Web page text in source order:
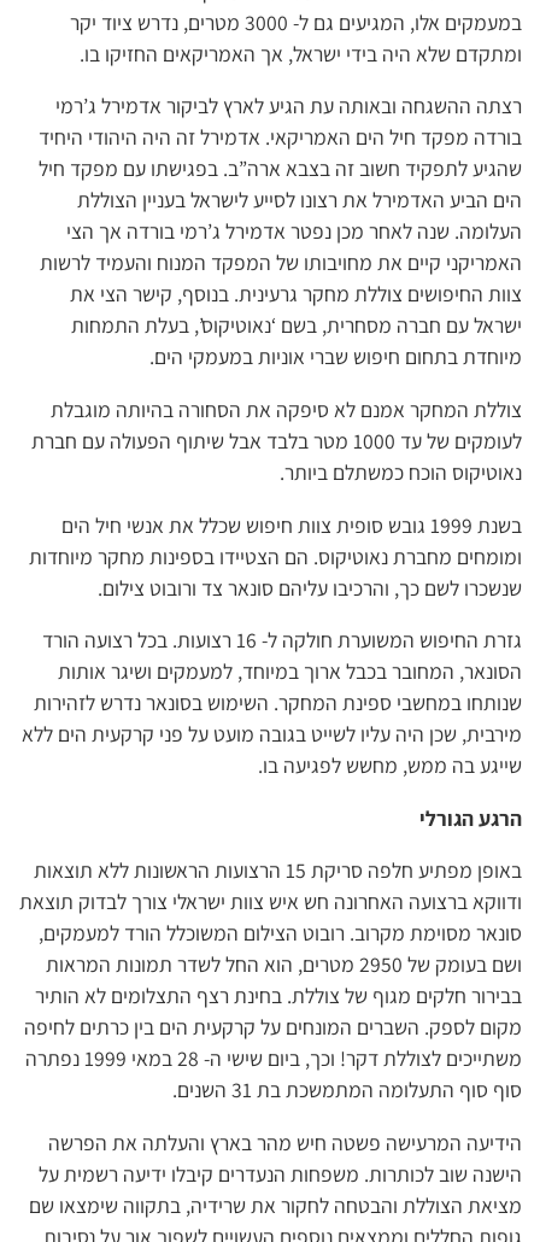
במעמקים אלו, המגיעים גם ל- 3000 מטרים, נדרש ציוד יקר
ומתקדם שלא היה בידי ישראל, אך האמריקאים החזיקו בו.
רצתה ההשגחה ובאותה עת הגיע לארץ לביקור אדמירל ג’רמי
בורדה מפקד חיל הים האמריקאי. אדמירל זה היה היהודי היחיד
שהגיע לתפקיד חשוב זה בצבא ארה”ב. בפגישתו עם מפקד חיל
הים הביע האדמירל את רצונו לסייע לישראל בעניין הצוללת
העלומה. שנה לאחר מכן נפטר אדמירל ג’רמי בורדה אך הצי
האמריקני קיים את מחויבותו של המפקד המנוח והעמיד לרשות
צוות החיפושים צוללת מחקר גרעינית. בנוסף, קישר הצי את
ישראל עם חברה מסחרית, בשם ‘נאוטיקוס’, בעלת התמחות
מיוחדת בתחום חיפוש שברי אוניות במעמקי הים.
צוללת המחקר אמנם לא סיפקה את הסחורה בהיותה מוגבלת
לעומקים של עד 1000 מטר בלבד אבל שיתוף הפעולה עם חברת
נאוטיקוס הוכח כמשתלם ביותר.
בשנת 1999 גובש סופית צוות חיפוש שכלל את אנשי חיל הים
ומומחים מחברת נאוטיקוס. הם הצטיידו בספינות מחקר מיוחדות
שנשכרו לשם כך, והרכיבו עליהם סונאר צד ורובוט צילום.
גזרת החיפוש המשוערת חולקה ל- 16 רצועות. בכל רצועה הורד
הסונאר, המחובר בכבל ארוך במיוחד, למעמקים ושיגר אותות
שנותחו במחשבי ספינת המחקר. השימוש בסונאר נדרש לזהירות
מירבית, שכן היה עליו לשייט בגובה מועט על פני קרקעית הים ללא
שייגע בה ממש, מחשש לפגיעה בו.
הרגע הגורלי
באופן מפתיע חלפה סריקת 15 הרצועות הראשונות ללא תוצאות
ודווקא ברצועה האחרונה חש איש צוות ישראלי צורך לבדוק תוצאת
סונאר מסוימת מקרוב. רובוט הצילום המשוכלל הורד למעמקים,
ושם בעומק של 2950 מטרים, הוא החל לשדר תמונות המראות
בבירור חלקים מגוף של צוללת. בחינת רצף התצלומים לא הותיר
מקום לספק. השברים המונחים על קרקעית הים בין כרתים לחיפה
משתייכים לצוללת דקר! וכך, ביום שישי ה- 28 במאי 1999 נפתרה
סוף סוף התעלומה המתמשכת בת 31 השנים.
הידיעה המרעישה פשטה חיש מהר בארץ והעלתה את הפרשה
הישנה שוב לכותרות. משפחות הנעדרים קיבלו ידיעה רשמית על
מציאת הצוללת והבטחה לחקור את שרידיה, בתקווה שימצאו שם